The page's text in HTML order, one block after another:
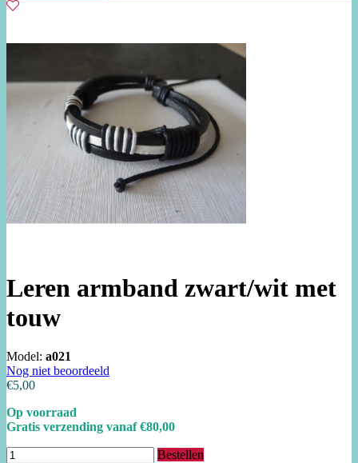
Leren armband zwart/wit met
touw
Model: a021
Nog niet beoordeeld
€5,00
Op voorraad
Gratis verzending vanaf €80,00
Bestellen